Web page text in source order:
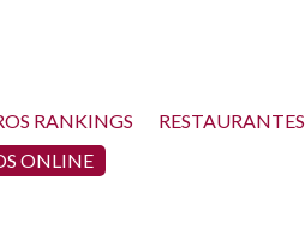
RANKINGS RESTAURANTES
ONLINE